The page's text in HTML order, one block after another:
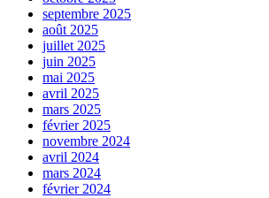
septembre 2025
août 2025
juillet 2025
juin 2025
mai 2025
avril 2025
mars 2025
février 2025
novembre 2024
avril 2024
mars 2024
février 2024